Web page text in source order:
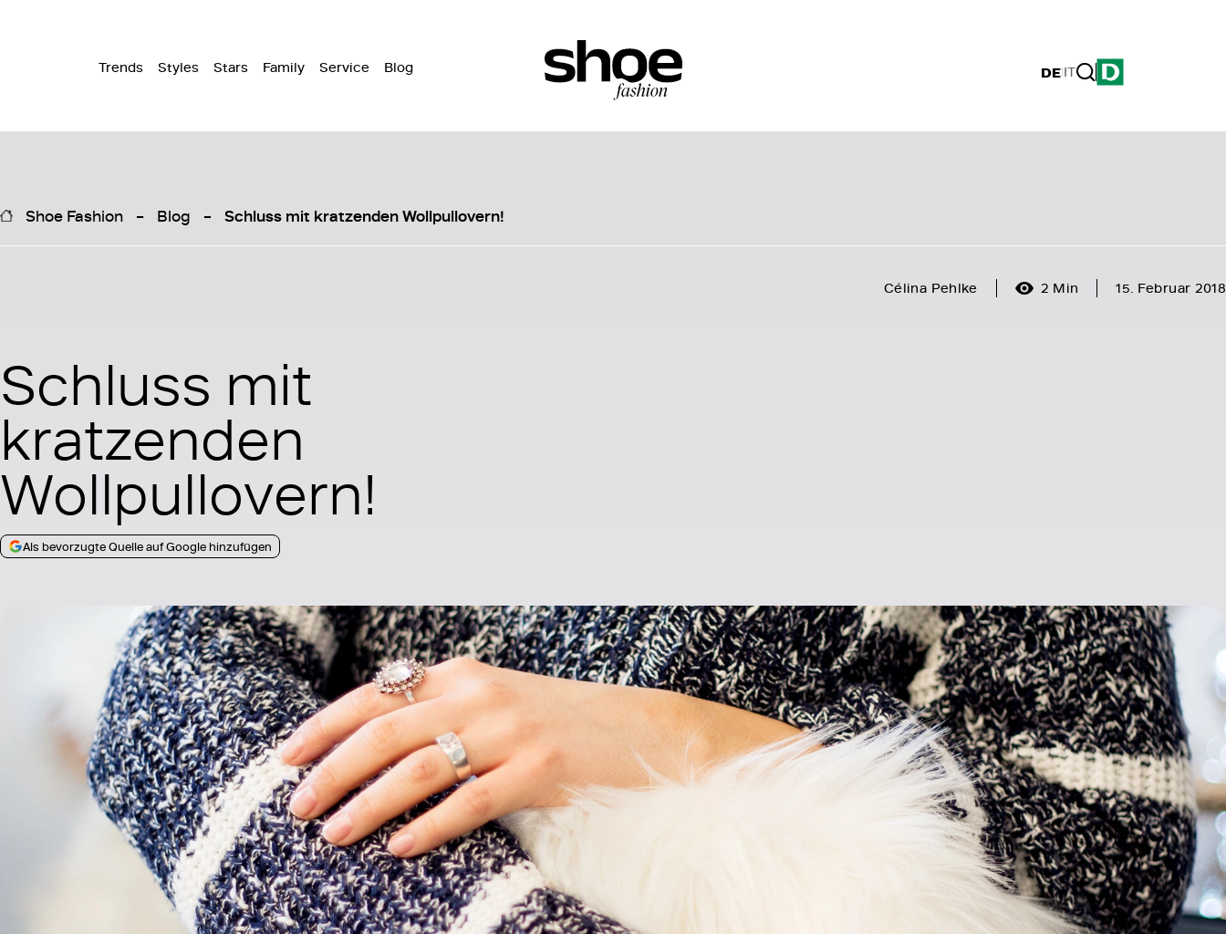
Trends Styles Stars Family Service Blog DE|IT
Shoe Fashion Blog Schluss mit kratzenden Wollpullovern!
Célina Pehlke 2 Min 15. Februar 2018
Schluss mit
kratzenden
Wollpullovern!
Als bevorzugte Quelle auf Google hinzufügen